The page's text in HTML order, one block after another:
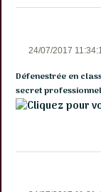
24/07/2017
Défenestrée en
secret